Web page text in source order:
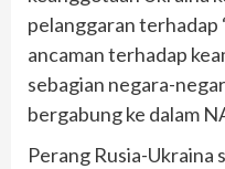
pelanggaran terhadap
ancaman terhadap
sebagian negara-
bergabung ke dalam
Perang Rusia-Ukraina